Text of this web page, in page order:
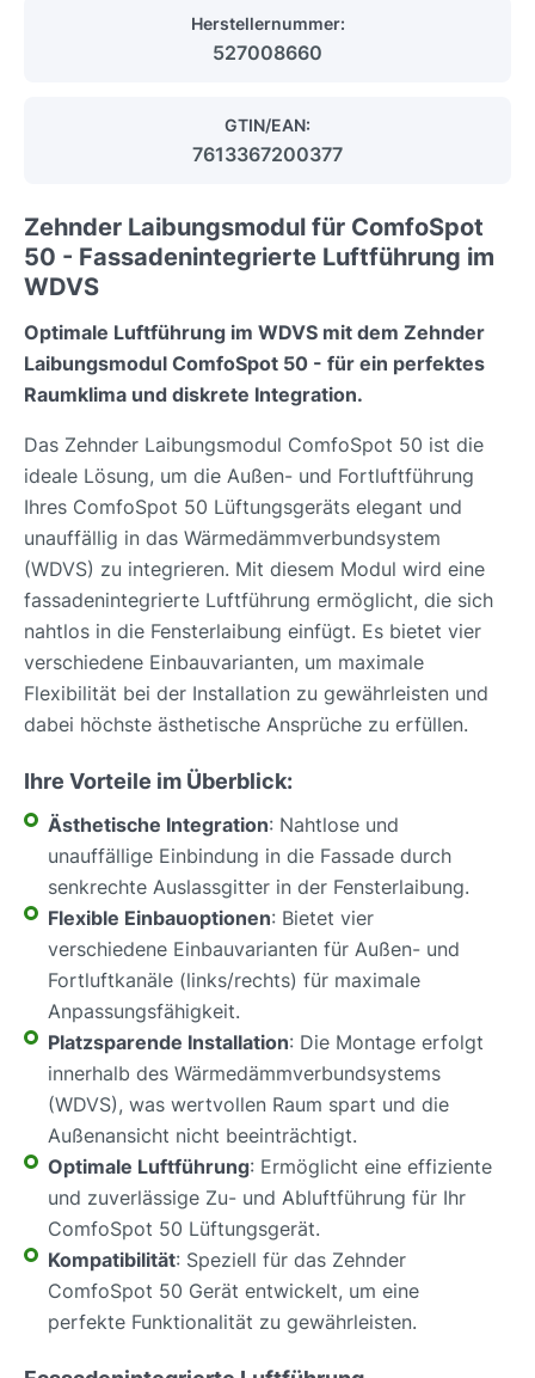
Herstellernummer:
527008660
GTIN/EAN:
7613367200377
Zehnder Laibungsmodul für ComfoSpot
50 - Fassadenintegrierte Luftführung im
WDVS
Optimale Luftführung im WDVS mit dem Zehnder
Laibungsmodul ComfoSpot 50 - für ein perfektes
Raumklima und diskrete Integration.
Das Zehnder Laibungsmodul ComfoSpot 50 ist die
ideale Lösung, um die Außen- und Fortluftführung
Ihres ComfoSpot 50 Lüftungsgeräts elegant und
unauffällig in das Wärmedämmverbundsystem
(WDVS) zu integrieren. Mit diesem Modul wird eine
fassadenintegrierte Luftführung ermöglicht, die sich
nahtlos in die Fensterlaibung einfügt. Es bietet vier
verschiedene Einbauvarianten, um maximale
Flexibilität bei der Installation zu gewährleisten und
dabei höchste ästhetische Ansprüche zu erfüllen.
Ihre Vorteile im Überblick:
Ästhetische Integration: Nahtlose und
unauffällige Einbindung in die Fassade durch
senkrechte Auslassgitter in der Fensterlaibung.
Flexible Einbauoptionen: Bietet vier
verschiedene Einbauvarianten für Außen- und
Fortluftkanäle (links/rechts) für maximale
Anpassungsfähigkeit.
Platzsparende Installation: Die Montage erfolgt
innerhalb des Wärmedämmverbundsystems
(WDVS), was wertvollen Raum spart und die
Außenansicht nicht beeinträchtigt.
Optimale Luftführung: Ermöglicht eine effiziente
und zuverlässige Zu- und Abluftführung für Ihr
ComfoSpot 50 Lüftungsgerät.
Kompatibilität: Speziell für das Zehnder
ComfoSpot 50 Gerät entwickelt, um eine
perfekte Funktionalität zu gewährleisten.